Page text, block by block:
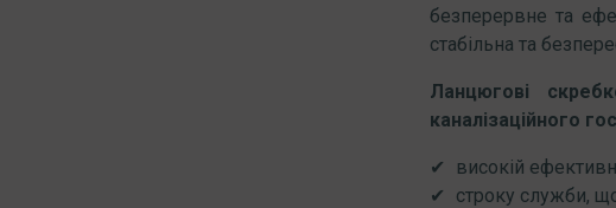
безперервне та
стабільна та
Ланцюгові
каналізаційного
високій
строку служби,